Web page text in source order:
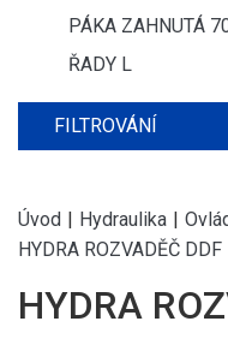
PÁKA ZAHNUTÁ
ŘADY L
FILTROVÁNÍ
Úvod | Hydraulika |
HYDRA ROZVADĚČ DDF
HYDRA